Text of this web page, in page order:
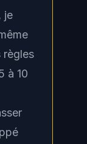
je
règles
à 10